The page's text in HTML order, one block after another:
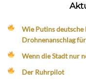
Wie Putins deutsche
Drohnenanschlag
Wenn die Stadt nur
Der Ruhrpilot